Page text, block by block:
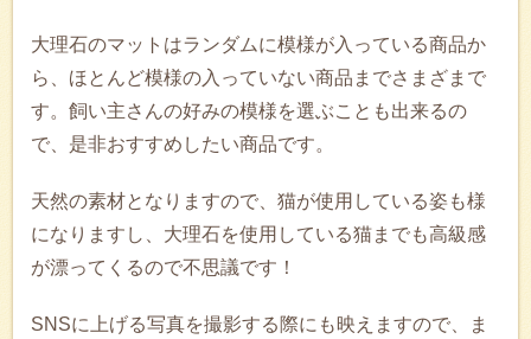
大理石のマットはランダムに模様が入っている商品か
ら、ほとんど模様の入っていない商品までさまざまで
す。飼い主さんの好みの模様を選ぶことも出来るの
で、是非おすすめしたい商品です。
天然の素材となりますので、猫が使用している姿も様
になりますし、大理石を使用している猫までも高級感
が漂ってくるので不思議です！
SNSに上げる写真を撮影する際にも映えますので、ま